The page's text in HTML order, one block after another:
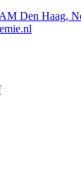
Den Haag,